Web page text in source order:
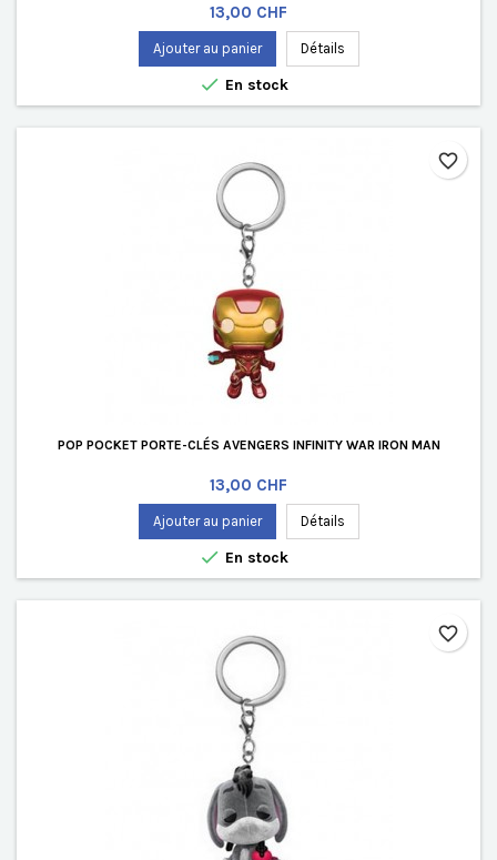
Prix
13,00 CHF
Ajouter au panier Détails
 En stock
POP POCKET PORTE-CLÉS AVENGERS INFINITY WAR IRON MAN
Prix
13,00 CHF
Ajouter au panier Détails
 En stock
favorite_border
favorite_border